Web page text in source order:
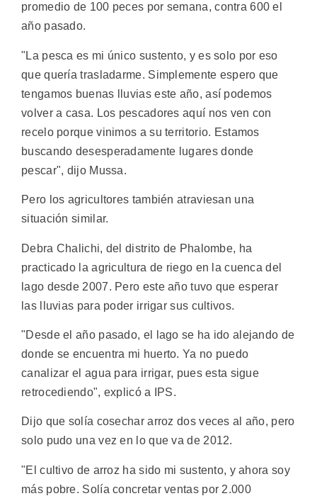
promedio de 100 peces por semana, contra 600 el
año pasado.
"La pesca es mi único sustento, y es solo por eso
que quería trasladarme. Simplemente espero que
tengamos buenas lluvias este año, así podemos
volver a casa. Los pescadores aquí nos ven con
recelo porque vinimos a su territorio. Estamos
buscando desesperadamente lugares donde
pescar", dijo Mussa.
Pero los agricultores también atraviesan una
situación similar.
Debra Chalichi, del distrito de Phalombe, ha
practicado la agricultura de riego en la cuenca del
lago desde 2007. Pero este año tuvo que esperar
las lluvias para poder irrigar sus cultivos.
"Desde el año pasado, el lago se ha ido alejando de
donde se encuentra mi huerto. Ya no puedo
canalizar el agua para irrigar, pues esta sigue
retrocediendo", explicó a IPS.
Dijo que solía cosechar arroz dos veces al año, pero
solo pudo una vez en lo que va de 2012.
"El cultivo de arroz ha sido mi sustento, y ahora soy
más pobre. Solía concretar ventas por 2.000